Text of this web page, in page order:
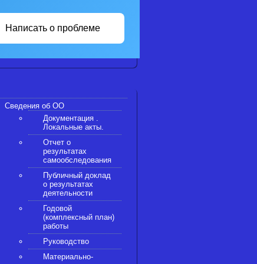
Написать о проблеме
Сведения об ОО
Документация .
Локальные акты.
Отчет о
результатах
самообследования
Публичный доклад
о результатах
деятельности
Годовой
(комплексный план)
работы
Руководство
Материально-